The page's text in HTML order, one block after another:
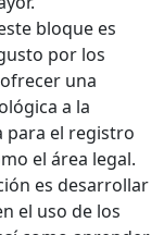
bloque es
por los
una
a la
para el registro
el área legal.
es desarrollar
el uso de los